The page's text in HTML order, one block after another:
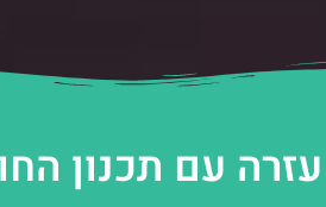
עזרה עם תכנון